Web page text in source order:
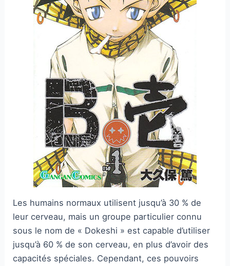
Les humains normaux utilisent jusqu’à 30 % de
leur cerveau, mais un groupe particulier connu
sous le nom de « Dokeshi » est capable d’utiliser
jusqu’à 60 % de son cerveau, en plus d’avoir des
capacités spéciales. Cependant, ces pouvoirs